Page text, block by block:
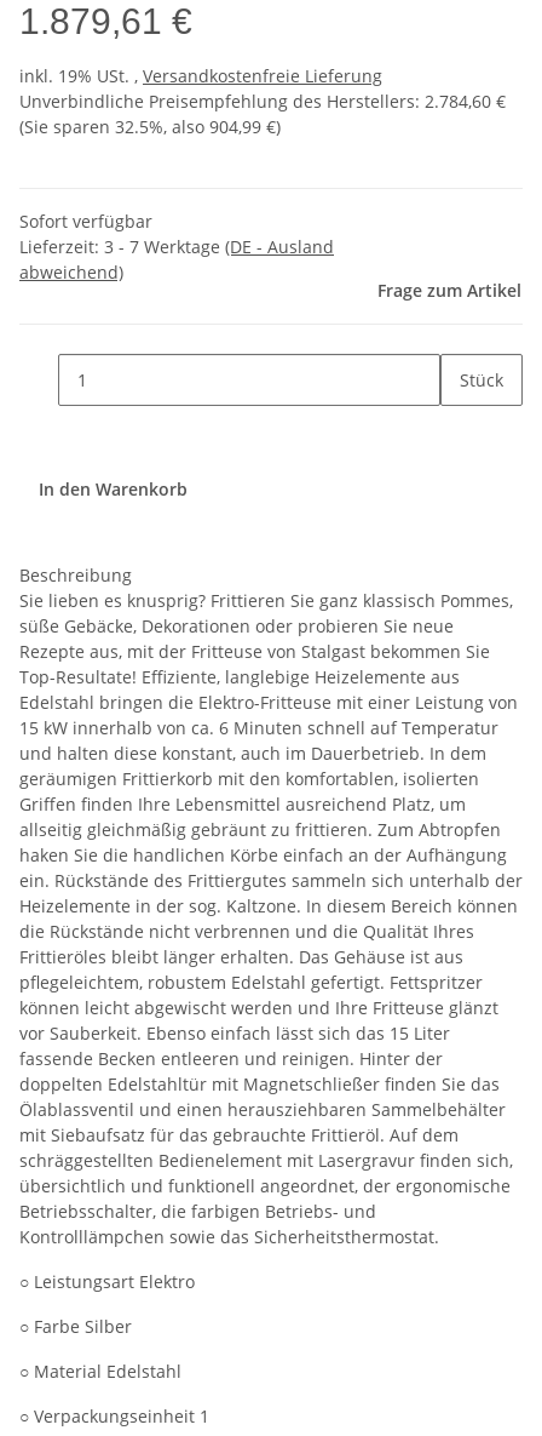
1.879,61 €
inkl. 19% USt. , Versandkostenfreie Lieferung
Unverbindliche Preisempfehlung des Herstellers: 2.784,60 €
(Sie sparen 32.5%, also 904,99 €)
Sofort verfügbar
Lieferzeit: 3 - 7 Werktage (DE - Ausland
abweichend)
Frage zum Artikel
Stück
In den Warenkorb
Beschreibung
Sie lieben es knusprig? Frittieren Sie ganz klassisch Pommes,
süße Gebäcke, Dekorationen oder probieren Sie neue
Rezepte aus, mit der Fritteuse von Stalgast bekommen Sie
Top-Resultate! Effiziente, langlebige Heizelemente aus
Edelstahl bringen die Elektro-Fritteuse mit einer Leistung von
15 kW innerhalb von ca. 6 Minuten schnell auf Temperatur
und halten diese konstant, auch im Dauerbetrieb. In dem
geräumigen Frittierkorb mit den komfortablen, isolierten
Griffen finden Ihre Lebensmittel ausreichend Platz, um
allseitig gleichmäßig gebräunt zu frittieren. Zum Abtropfen
haken Sie die handlichen Körbe einfach an der Aufhängung
ein. Rückstände des Frittiergutes sammeln sich unterhalb der
Heizelemente in der sog. Kaltzone. In diesem Bereich können
die Rückstände nicht verbrennen und die Qualität Ihres
Frittieröles bleibt länger erhalten. Das Gehäuse ist aus
pflegeleichtem, robustem Edelstahl gefertigt. Fettspritzer
können leicht abgewischt werden und Ihre Fritteuse glänzt
vor Sauberkeit. Ebenso einfach lässt sich das 15 Liter
fassende Becken entleeren und reinigen. Hinter der
doppelten Edelstahltür mit Magnetschließer finden Sie das
Ölablassventil und einen herausziehbaren Sammelbehälter
mit Siebaufsatz für das gebrauchte Frittieröl. Auf dem
schräggestellten Bedienelement mit Lasergravur finden sich,
übersichtlich und funktionell angeordnet, der ergonomische
Betriebsschalter, die farbigen Betriebs- und
Kontrolllämpchen sowie das Sicherheitsthermostat.
○ Leistungsart Elektro
○ Farbe Silber
○ Material Edelstahl
○ Verpackungseinheit 1